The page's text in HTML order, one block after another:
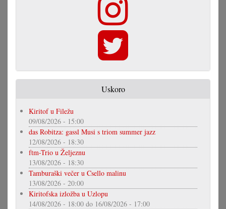
Uskoro
Kiritof u Filežu
09/08/2026 - 15:00
das Robitza: gassl Musi s triom summer jazz
12/08/2026 - 18:30
ftm-Trio u Željeznu
13/08/2026 - 18:30
Tamburaški večer u Csello malinu
13/08/2026 - 20:00
Kiritofska izložba u Uzlopu
14/08/2026 - 18:00 do 16/08/2026 - 17:00